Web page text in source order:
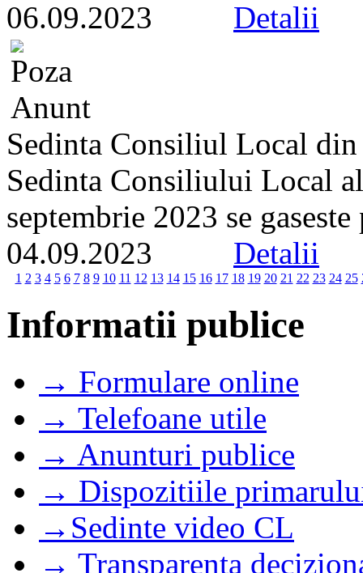
06.09.2023 Detalii
Sedinta Consiliul Local
Sedinta Consiliului Local
septembrie 2023 se
04.09.2023 Detalii
1 2 3 4 5 6 7 8 9 10 11 12 13 14 15 16 17 18 19 20 21 22 23 24 25
Informatii publice
→ Formulare online
→ Telefoane utile
→ Anunturi publice
→ Dispozitiile
→Sedinte video CL
→ Transparenta